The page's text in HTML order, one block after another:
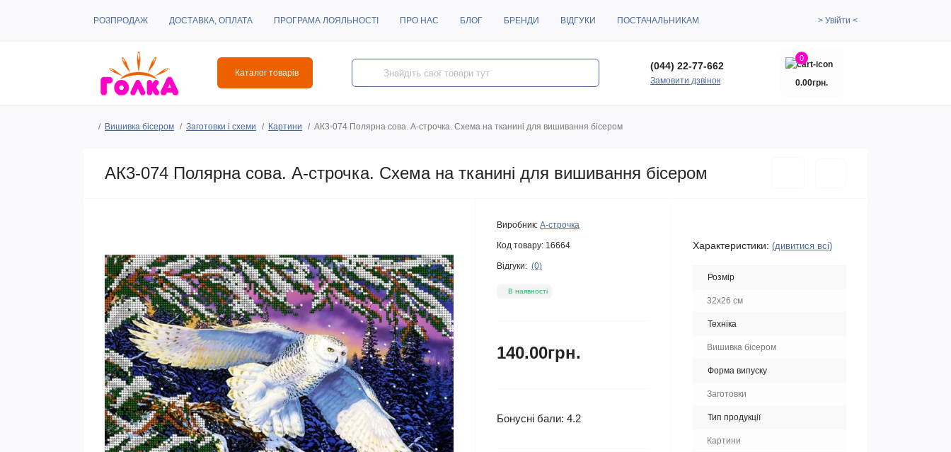
РОЗПРОДАЖ ДОСТАВКА, ОПЛАТА ПРОГРАМА ЛОЯЛЬНОСТІ ПРО НАС БЛОГ БРЕНДИ ВІДГУКИ ПОСТАЧАЛЬНИКАМ > Увійти <
Каталог товарів
(044) 22-77-662
Замовити дзвінок
0
0.00грн.
Вишивка бісером Заготовки і схеми Картини АК3-074 Полярна сова. А-строчка. Схема на тканині для вишивання бісером
АК3-074 Полярна сова. А-строчка. Схема на тканині для вишивання бісером
Виробник: А-строчка
Код товару: 16664
Відгуки: (0)
В наявності
140.00грн.
Бонусні бали: 4.2
Характеристики: (дивитися всі)
Розмір
32х26 см
Техніка
Вишивка бісером
Форма випуску
Заготовки
Тип продукції
Картини